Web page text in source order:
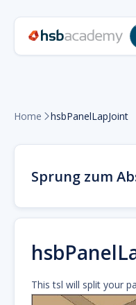
Home hsbPanelLapJoint
Sprung zum
This tsl will split your